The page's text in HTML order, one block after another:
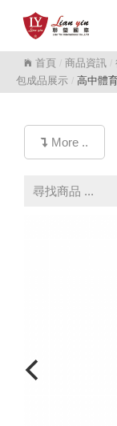
首頁 商品資訊
包成品展示
高中體
More ..